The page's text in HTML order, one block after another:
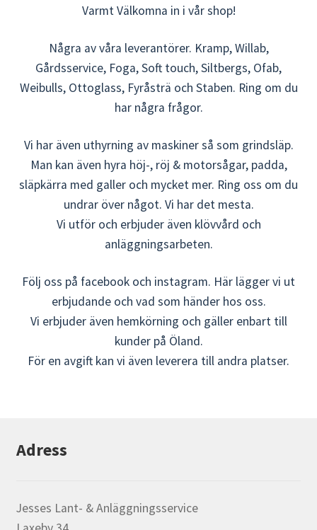
Varmt Välkomna in i vår shop!
Några av våra leverantörer. Kramp, Willab,
Gårdsservice, Foga, Soft touch, Siltbergs, Ofab,
Weibulls, Ottoglass, Fyråsträ och Staben. Ring om du
har några frågor.
Vi har även uthyrning av maskiner så som grindsläp.
Man kan även hyra höj-, röj & motorsågar, padda,
släpkärra med galler och mycket mer. Ring oss om du
undrar över något. Vi har det mesta.
Vi utför och erbjuder även klövvård och
anläggningsarbeten.
Följ oss på facebook och instagram. Här lägger vi ut
erbjudande och vad som händer hos oss.
Vi erbjuder även hemkörning och gäller enbart till
kunder på Öland.
För en avgift kan vi även leverera till andra platser.
Adress
Jesses Lant- & Anläggningsservice